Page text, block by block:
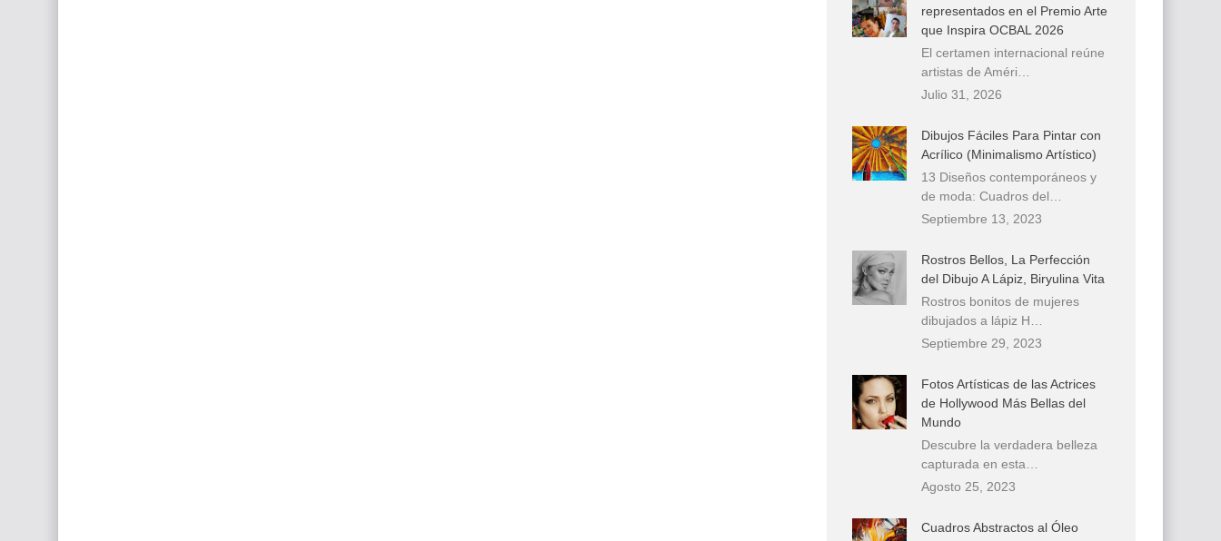
representados en el Premio Arte
que Inspira OCBAL 2026
El certamen internacional reúne
artistas de Améri…
Julio 31, 2026
Dibujos Fáciles Para Pintar con
Acrílico (Minimalismo Artístico)
13 Diseños contemporáneos y
de moda: Cuadros del…
Septiembre 13, 2023
Rostros Bellos, La Perfección
del Dibujo A Lápiz, Biryulina Vita
Rostros bonitos de mujeres
dibujados a lápiz H…
Septiembre 29, 2023
Fotos Artísticas de las Actrices
de Hollywood Más Bellas del
Mundo
Descubre la verdadera belleza
capturada en esta…
Agosto 25, 2023
Cuadros Abstractos al Óleo